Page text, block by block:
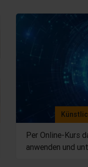
Per Online-Kurs
anwenden und